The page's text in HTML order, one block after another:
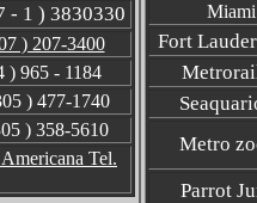
- 1 ) 3830330
) 207-3400
) 965 - 1184
) 477-1740
) 358-5610
Tel.
Fort
Metro
Parrot